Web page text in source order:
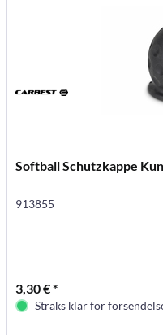
Softball Schutzkappe
913855
3,30 € *
Straks klar for